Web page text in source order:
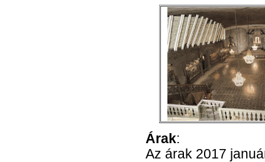
Árak:
Az árak 2017